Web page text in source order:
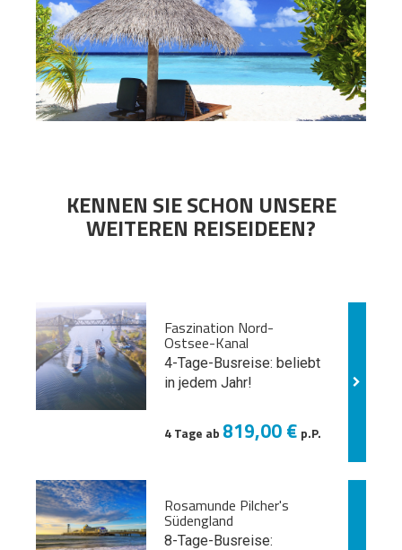
KENNEN SIE SCHON UNSERE
WEITEREN REISEIDEEN?
Faszination Nord-
Ostsee-Kanal
4-Tage-Busreise: beliebt
in jedem Jahr!
4 Tage ab 819,00 € p.P.
Rosamunde Pilcher's
Südengland
8-Tage-Busreise: